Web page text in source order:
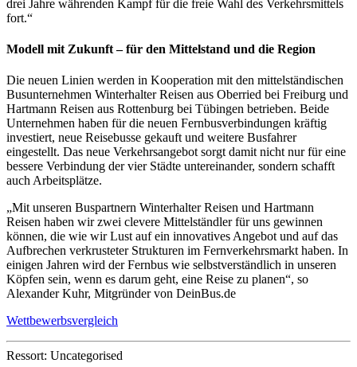
drei Jahre währenden Kampf für die freie Wahl des Verkehrsmittels
fort.“
Modell mit Zukunft – für den Mittelstand und die Region
Die neuen Linien werden in Kooperation mit den mittelständischen
Busunternehmen Winterhalter Reisen aus Oberried bei Freiburg und
Hartmann Reisen aus Rottenburg bei Tübingen betrieben. Beide
Unternehmen haben für die neuen Fernbusverbindungen kräftig
investiert, neue Reisebusse gekauft und weitere Busfahrer
eingestellt. Das neue Verkehrsangebot sorgt damit nicht nur für eine
bessere Verbindung der vier Städte untereinander, sondern schafft
auch Arbeitsplätze.
„Mit unseren Buspartnern Winterhalter Reisen und Hartmann
Reisen haben wir zwei clevere Mittelständler für uns gewinnen
können, die wie wir Lust auf ein innovatives Angebot und auf das
Aufbrechen verkrusteter Strukturen im Fernverkehrsmarkt haben. In
einigen Jahren wird der Fernbus wie selbstverständlich in unseren
Köpfen sein, wenn es darum geht, eine Reise zu planen“, so
Alexander Kuhr, Mitgründer von DeinBus.de
Wettbewerbsvergleich
Ressort: Uncategorised